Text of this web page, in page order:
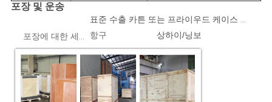
포장 및 운송
포장에 대한 세부 사항
표준 수출 카튼 또는 프라이우드 케이스 1pcs/박스
항구 상하이/닝보